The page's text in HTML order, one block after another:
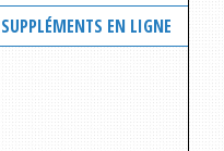
SUPPLÉMENTS EN LIGNE